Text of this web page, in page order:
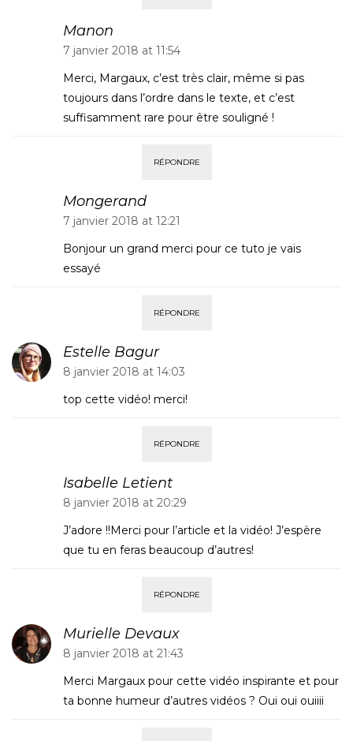
Manon
7 janvier 2018 at 11:54
Merci, Margaux, c’est très clair, même si pas
toujours dans l’ordre dans le texte, et c’est
suffisamment rare pour être souligné !
RÉPONDRE
Mongerand
7 janvier 2018 at 12:21
Bonjour un grand merci pour ce tuto je vais
essayé
RÉPONDRE
Estelle Bagur
8 janvier 2018 at 14:03
top cette vidéo! merci!
RÉPONDRE
Isabelle Letient
8 janvier 2018 at 20:29
J’adore !!Merci pour l’article et la vidéo! J’espère
que tu en feras beaucoup d’autres!
RÉPONDRE
Murielle Devaux
8 janvier 2018 at 21:43
Merci Margaux pour cette vidéo inspirante et pour
ta bonne humeur d’autres vidéos ? Oui oui ouiiii